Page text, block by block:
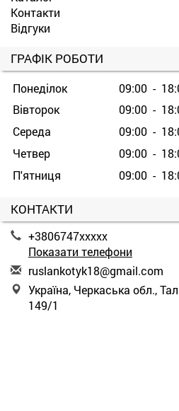
Контакти
Відгуки
ГРАФІК РОБОТИ
Понеділок
09:00 -
Вівторок
09:00 -
Середа
09:00 -
Четвер
09:00 -
П'ятниця
09:00 -
КОНТАКТИ
+3806747xxxxx
Показати телефони
ruslankotyk18@gmail.com
Україна, Черкаська обл.,
149/1